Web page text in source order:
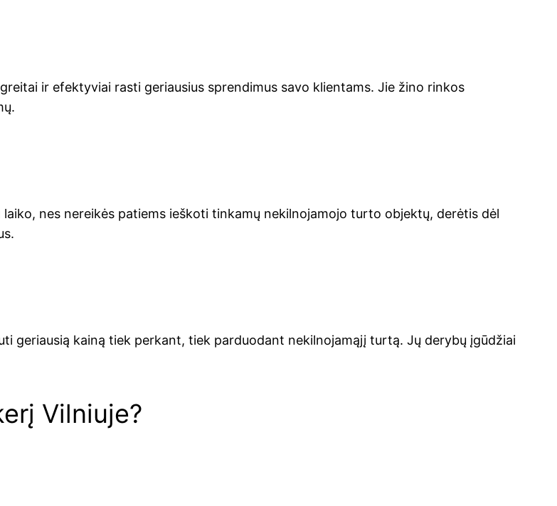
ir efektyviai rasti geriausius sprendimus savo klientams. Jie žino rinkos
nes nereikės patiems ieškoti tinkamų nekilnojamojo turto objektų, derėtis dėl
geriausią kainą tiek perkant, tiek parduodant nekilnojamąjį turtą. Jų derybų įgūdžiai
Vilniuje?